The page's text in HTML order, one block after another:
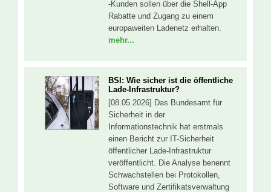
-Kunden sollen über die Shell-App
Rabatte und Zugang zu einem
europaweiten Ladenetz erhalten.
mehr...
BSI: Wie sicher ist die öffentliche
Lade-Infrastruktur?
[08.05.2026] Das Bundesamt für
Sicherheit in der
Informationstechnik hat erstmals
einen Bericht zur IT-Sicherheit
öffentlicher Lade-Infrastruktur
veröffentlicht. Die Analyse benennt
Schwachstellen bei Protokollen,
Software und Zertifikatsverwaltung